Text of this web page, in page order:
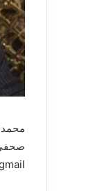
صحفي